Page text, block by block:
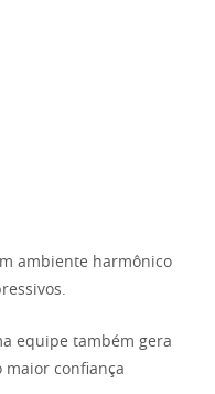
ambiente harmônico
equipe também gera
maior confiança